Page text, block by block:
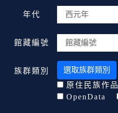
年代
館藏編號
族群類別
選取族群類別
原住民族作品
OpenData